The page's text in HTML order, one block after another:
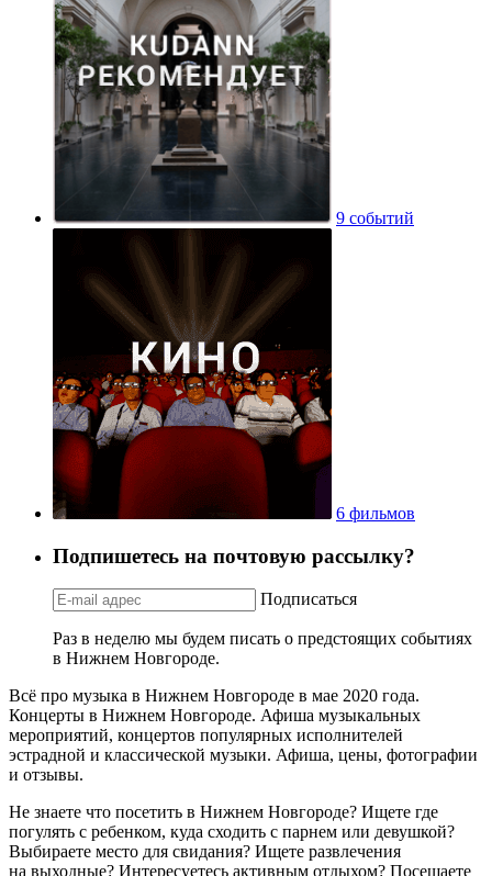
9 событий
6 фильмов
Подпишетесь на почтовую рассылку?
Подписаться
Раз в неделю мы будем писать о предстоящих событиях
в Нижнем Новгороде.
Всё про музыка в Нижнем Новгороде в мае 2020 года.
Концерты в Нижнем Новгороде. Афиша музыкальных
мероприятий, концертов популярных исполнителей
эстрадной и классической музыки. Афиша, цены, фотографии
и отзывы.
Не знаете что посетить в Нижнем Новгороде? Ищете где
погулять с ребенком, куда сходить с парнем или девушкой?
Выбираете место для свидания? Ищете развлечения
на выходные? Интересуетесь активным отдыхом? Посещаете